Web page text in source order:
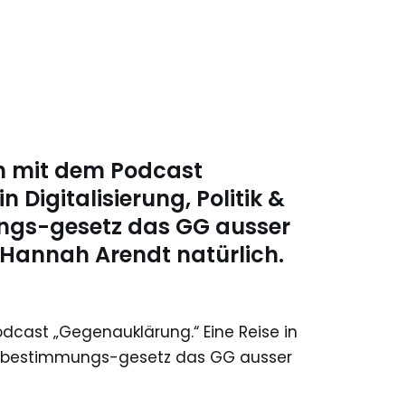
mit dem Podcast
Digitalisierung, Politik &
gesetz das GG ausser
Arendt natürlich.
„Gegenauklärung.“ Eine Reise in
gesetz das GG ausser